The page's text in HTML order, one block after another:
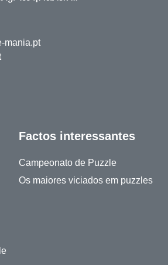
mania.pt
Factos interessantes
Campeonato de Puzzle
Os maiores viciados em puzzles